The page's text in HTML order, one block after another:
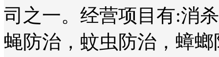
司之一。经营项目有:消
蝇防治，蚊虫防治，蟑